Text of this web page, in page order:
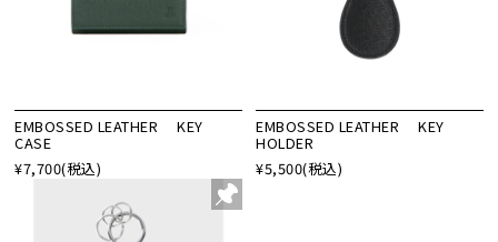
EMBOSSED LEATHER KEY
CASE
¥7,700(税込)
EMBOSSED LEATHER KEY
HOLDER
¥5,500(税込)